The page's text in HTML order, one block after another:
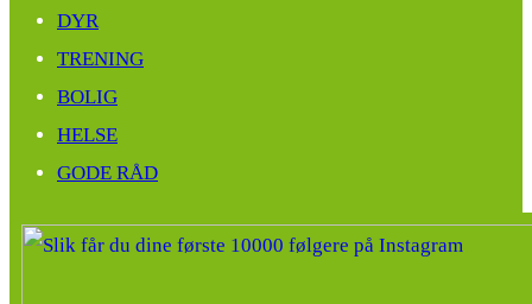
DYR
TRENING
BOLIG
HELSE
GODE RÅD